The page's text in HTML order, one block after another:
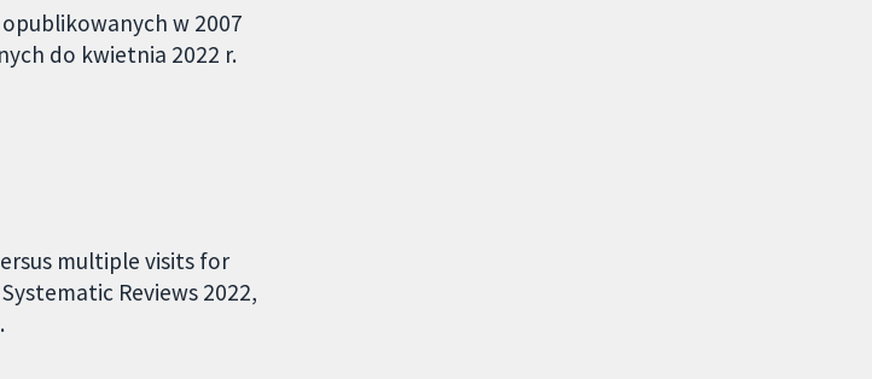
w 2007
do kwietnia 2022 r.
multiple visits for
Reviews 2022,